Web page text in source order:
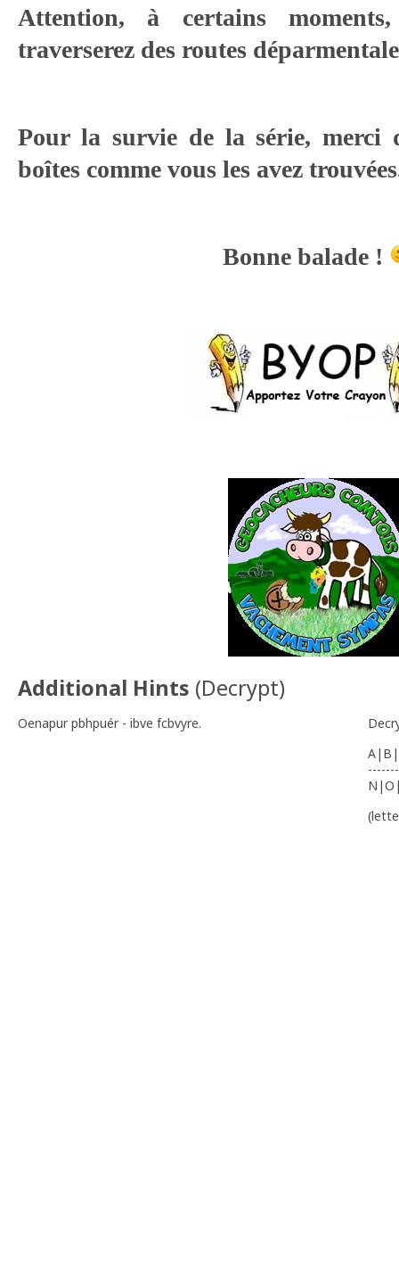
Attention, à certains
traverserez des routes
Pour la survie de la série, merci
boîtes comme vous les avez
Bonne balade !
Additional Hints (Decrypt)
Oenapur pbhpuér - ibve fcbvyre.